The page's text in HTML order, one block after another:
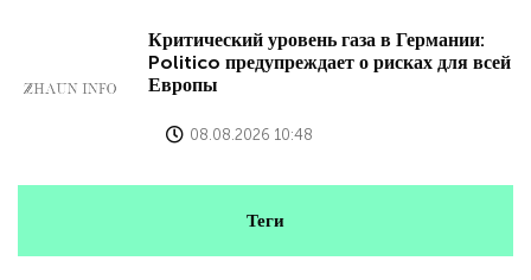
Критический уровень газа в Германии:
Politico предупреждает о рисках для всей
Европы
08.08.2026 10:48
Теги